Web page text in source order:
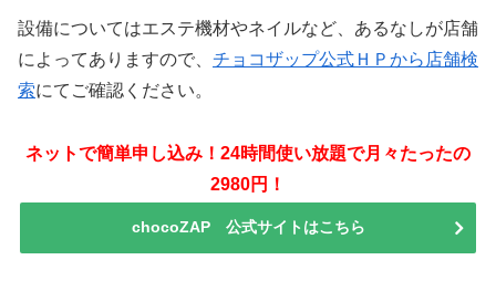
設備についてはエステ機材やネイルなど、あるなしが店舗
によってありますので、 チョコザップ公式ＨＰから店舗検
索にてご確認ください。
ネットで簡単申し込み！24時間使い放題で月々たったの
2980円！
chocoZAP 公式サイトはこちら